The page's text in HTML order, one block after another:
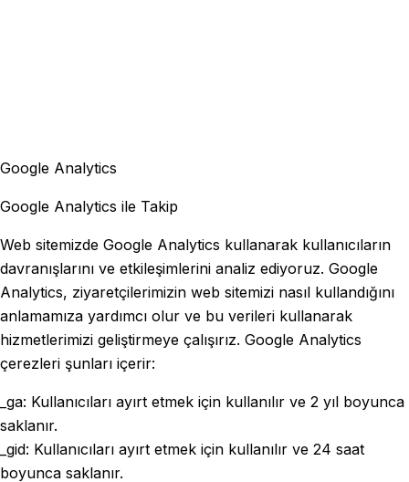
Google Analytics
Google Analytics ile Takip
Web sitemizde Google Analytics kullanarak kullanıcıların
davranışlarını ve etkileşimlerini analiz ediyoruz. Google
Analytics, ziyaretçilerimizin web sitemizi nasıl kullandığını
anlamamıza yardımcı olur ve bu verileri kullanarak
hizmetlerimizi geliştirmeye çalışırız. Google Analytics
çerezleri şunları içerir:
_ga: Kullanıcıları ayırt etmek için kullanılır ve 2 yıl boyunca
saklanır.
_gid: Kullanıcıları ayırt etmek için kullanılır ve 24 saat
boyunca saklanır.